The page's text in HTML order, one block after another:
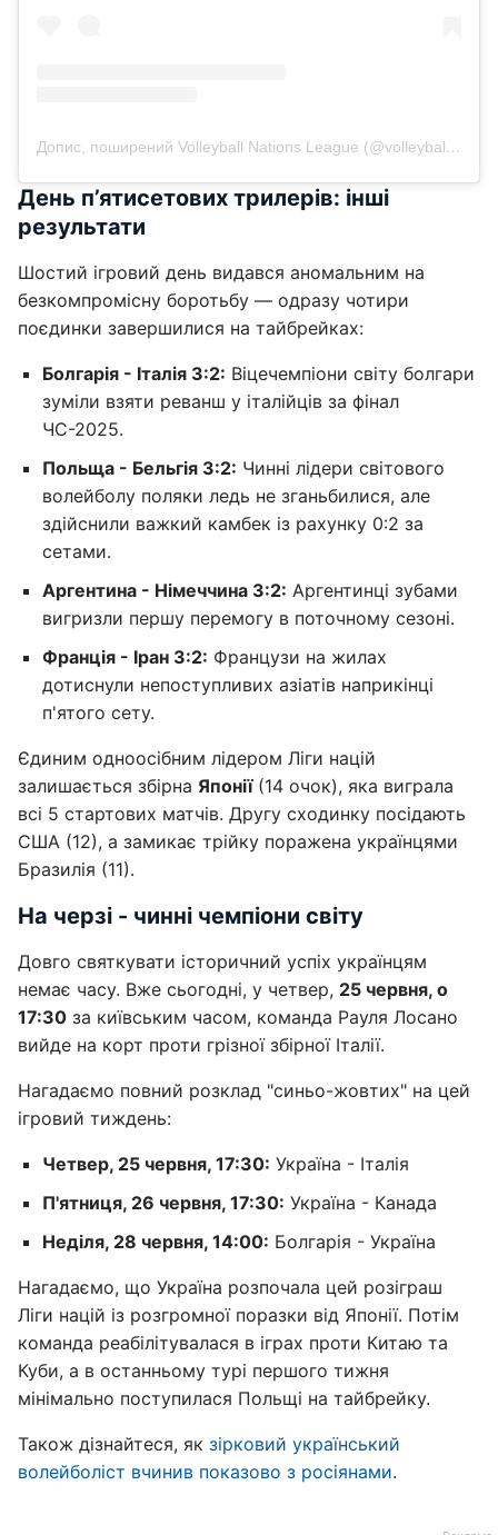
Допис, поширений Volleyball Nations League (@volleyballnationsleague)
День п’ятисетових трилерів: інші
результати
Шостий ігровий день видався аномальним на
безкомпромісну боротьбу — одразу чотири
поєдинки завершилися на тайбрейках:
Болгарія - Італія 3:2: Віцечемпіони світу болгари
зуміли взяти реванш у італійців за фінал
ЧС-2025.
Польща - Бельгія 3:2: Чинні лідери світового
волейболу поляки ледь не зганьбилися, але
здійснили важкий камбек із рахунку 0:2 за
сетами.
Аргентина - Німеччина 3:2: Аргентинці зубами
вигризли першу перемогу в поточному сезоні.
Франція - Іран 3:2: Французи на жилах
дотиснули непоступливих азіатів наприкінці
п'ятого сету.
Єдиним одноосібним лідером Ліги націй
залишається збірна Японії(14 очок), яка виграла
всі 5 стартових матчів. Другу сходинку посідають
США (12), а замикає трійку поражена українцями
Бразилія (11).
На черзі - чинні чемпіони світу
Довго святкувати історичний успіх українцям
немає часу. Вже сьогодні, у четвер, 25 червня, о
17:30 за київським часом, команда Рауля Лосано
вийде на корт проти грізної збірної Італії.
Нагадаємо повний розклад "синьо-жовтих" на цей
ігровий тиждень:
Четвер, 25 червня, 17:30: Україна - Італія
П'ятниця, 26 червня, 17:30: Україна - Канада
Неділя, 28 червня, 14:00: Болгарія - Україна
Нагадаємо, що Україна розпочала цей розіграш
Ліги націй із розгромної поразки від Японії. Потім
команда реабілітувалася в іграх проти Китаю та
Куби, а в останньому турі першого тижня
мінімально поступилася Польщі на тайбрейку.
Також дізнайтеся, як зірковий український
волейболіст вчинив показово з росіянами.